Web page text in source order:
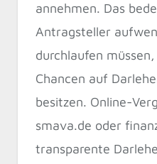
annehmen. Das
Antragsteller
durchlaufen
Chancen auf
besitzen. Online-
smava.de oder
transparente